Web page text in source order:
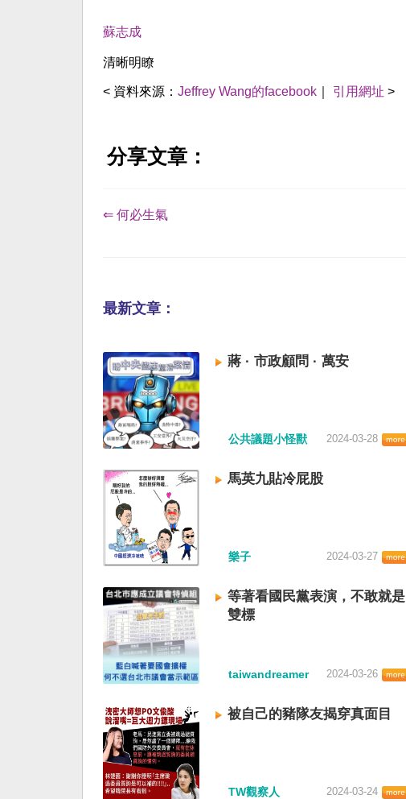
蘇志成
清晰明瞭
< 資料來源： Jeffrey Wang的facebook 引用網址 >
分享文章：
⇐ 何必生氣
最新文章：
蔣 · 市政顧問 · 萬安
公共議題小怪獸 2024-03-28
馬英九貼冷屁股
樂子 2024-03-27
等著看國民黨表演，不敢就是
雙標
taiwandreamer 2024-03-26
被自己的豬隊友揭穿真面目
TW觀察人 2024-03-24